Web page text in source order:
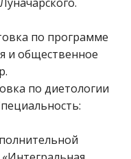
по программе
и общественное
по диетологии